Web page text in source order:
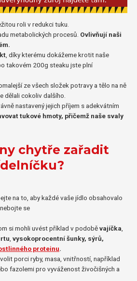
roli v redukci tuku.
metabolických procesů. Ovlivňují naši
, díky kterému dokážeme krotit naše
takovém 200g steaku jste plní
ze všech složek potravy a tělo na ně
dělali cokoliv dalšího.
nastavený jejich příjem s adekvátním
tukové hmoty, přičemž naše svaly
chytře zařadit
na to, aby každé vaše jídlo obsahovalo
se
si mohli uvést příklad v podoběvajíčka,
, vysokoprocentní šunky, sýrů,
proteinu.
porci ryby, masa, vnitřností, například
fazolemi pro vyváženost živočišných a